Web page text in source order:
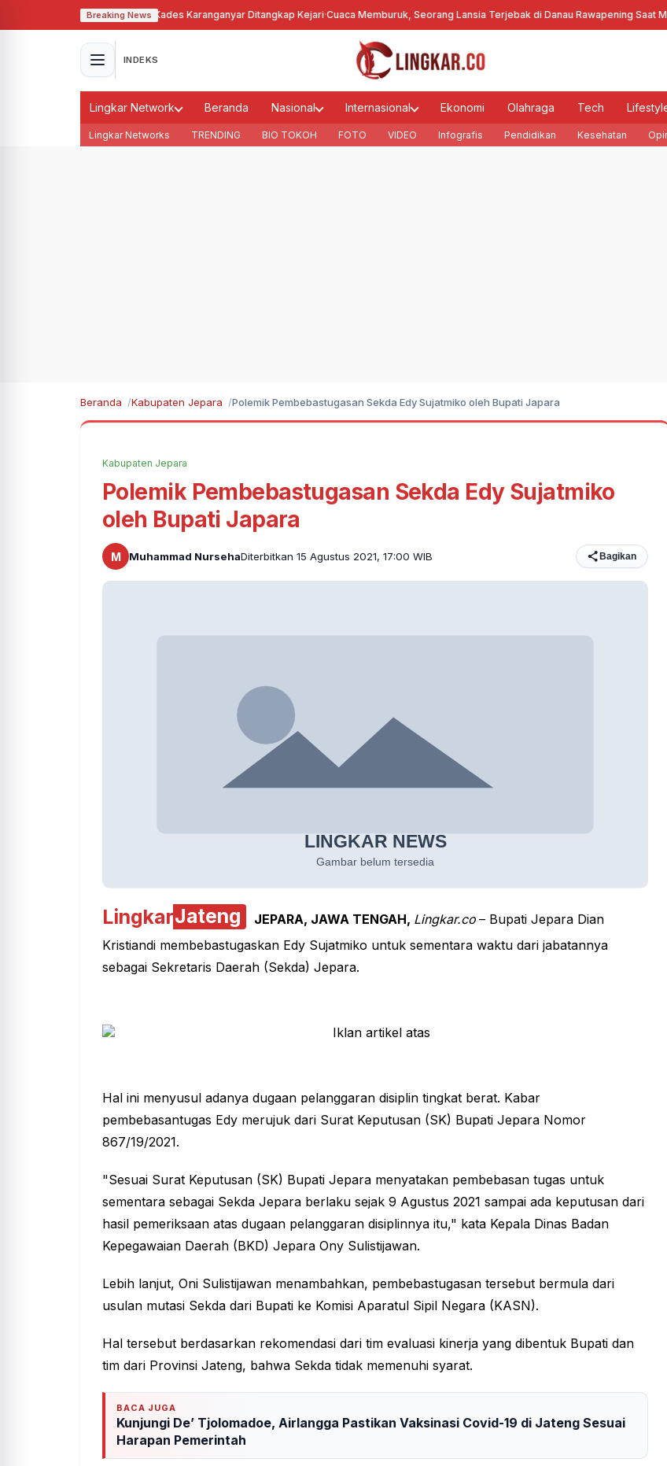
Breaking News
Tanah Bengkok, Kades Karanganyar Ditangkap Kejari· Cuaca Memburuk, Seorang Lansia Terjebak di Danau Rawapening Saat
INDEKS
Lingkar Network Beranda Nasional Internasional Ekonomi Olahraga Tech
Lingkar Networks TRENDING BIO TOKOH FOTO VIDEO Infografis Pendidikan Kesehatan
Beranda Kabupaten Jepara Polemik Pembebastugasan Sekda Edy Sujatmiko oleh Bupati Japara
Kabupaten Jepara
Polemik Pembebastugasan Sekda Edy Sujatmiko
oleh Bupati Japara
M Muhammad NursehaDiterbitkan 15 Agustus 2021, 17:00 WIB Bagikan
LingkarJateng JEPARA, JAWA TENGAH, Lingkar.co – Bupati Jepara Dian
Kristiandi membebastugaskan Edy Sujatmiko untuk sementara waktu dari jabatannya
sebagai Sekretaris Daerah (Sekda) Jepara.
Hal ini menyusul adanya dugaan pelanggaran disiplin tingkat berat. Kabar
pembebasantugas Edy merujuk dari Surat Keputusan (SK) Bupati Jepara Nomor
867/19/2021.
"Sesuai Surat Keputusan (SK) Bupati Jepara menyatakan pembebasan tugas untuk
sementara sebagai Sekda Jepara berlaku sejak 9 Agustus 2021 sampai ada keputusan dari
hasil pemeriksaan atas dugaan pelanggaran disiplinnya itu," kata Kepala Dinas Badan
Kepegawaian Daerah (BKD) Jepara Ony Sulistijawan.
Lebih lanjut, Oni Sulistijawan menambahkan, pembebastugasan tersebut bermula dari
usulan mutasi Sekda dari Bupati ke Komisi Aparatul Sipil Negara (KASN).
Hal tersebut berdasarkan rekomendasi dari tim evaluasi kinerja yang dibentuk Bupati dan
tim dari Provinsi Jateng, bahwa Sekda tidak memenuhi syarat.
BACA JUGA
Kunjungi De’ Tjolomadoe, Airlangga Pastikan Vaksinasi Covid-19 di Jateng Sesuai
Harapan Pemerintah